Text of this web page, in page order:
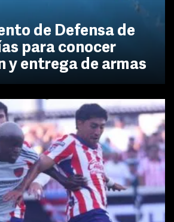
de Defensa de
para conocer
y entrega de armas